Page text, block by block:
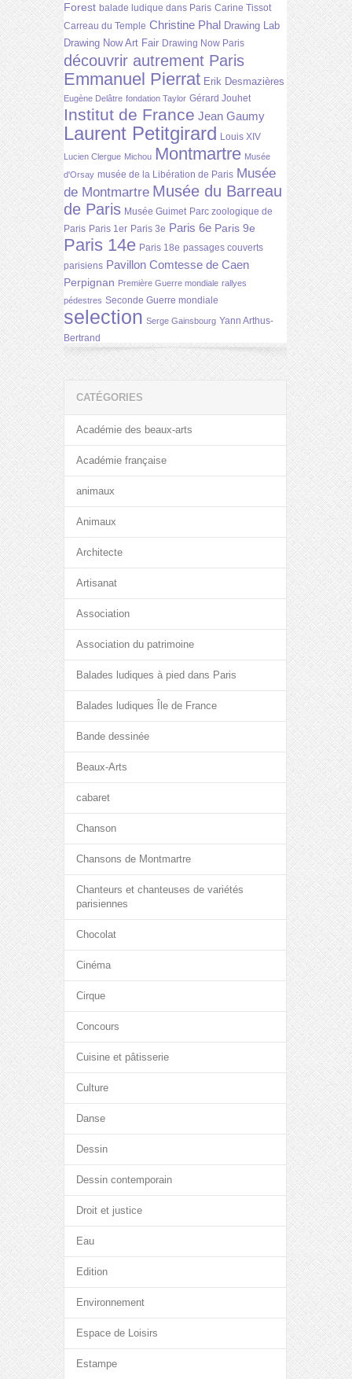
Forest balade ludique dans Paris Carine Tissot
Carreau du Temple Christine Phal Drawing Lab
Drawing Now Art Fair Drawing Now Paris
découvrir autrement Paris
Emmanuel Pierrat Erik Desmazières
Eugène Delâtre fondation Taylor Gérard Jouhet
Institut de France Jean Gaumy
Laurent Petitgirard Louis XIV
Lucien Clergue Michou Montmartre Musée
d'Orsay musée de la Libération de Paris Musée
de Montmartre Musée du Barreau
de Paris Musée Guimet Parc zoologique de
Paris Paris 1er Paris 3e Paris 6e Paris 9e
Paris 14e Paris 18e passages couverts
parisiens Pavillon Comtesse de Caen
Perpignan Première Guerre mondiale rallyes
pédestres Seconde Guerre mondiale
selection Serge Gainsbourg Yann Arthus-
Bertrand
CATÉGORIES
Académie des beaux-arts
Académie française
animaux
Animaux
Architecte
Artisanat
Association
Association du patrimoine
Balades ludiques à pied dans Paris
Balades ludiques Île de France
Bande dessinée
Beaux-Arts
cabaret
Chanson
Chansons de Montmartre
Chanteurs et chanteuses de variétés
parisiennes
Chocolat
Cinéma
Cirque
Concours
Cuisine et pâtisserie
Culture
Danse
Dessin
Dessin contemporain
Droit et justice
Eau
Edition
Environnement
Espace de Loisirs
Estampe